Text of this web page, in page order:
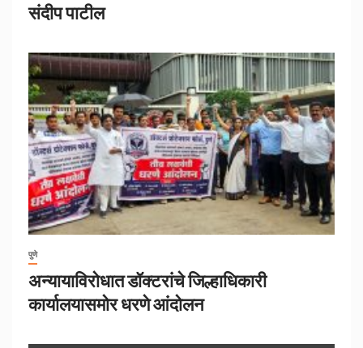
संदीप पाटील
पुणे
अन्यायाविरोधात डॉक्टरांचे जिल्हाधिकारी
कार्यालयासमोर धरणे आंदोलन